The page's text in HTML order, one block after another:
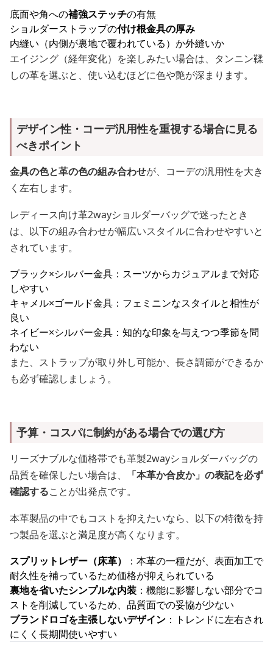
底面や角への補強ステッチの有無
ショルダーストラップの付け根金具の厚み
内縫い（内側が裏地で覆われている）か外縫いか
エイジング（経年変化）を楽しみたい場合は、タンニン鞣
しの革を選ぶと、使い込むほどに色や艶が深まります。
デザイン性・コーデ汎用性を重視する場合に見る
べきポイント
金具の色と革の色の組み合わせが、コーデの汎用性を大き
く左右します。
レディース向け革2wayショルダーバッグで迷ったとき
は、以下の組み合わせが幅広いスタイルに合わせやすいと
されています。
ブラック×シルバー金具：スーツからカジュアルまで対応
しやすい
キャメル×ゴールド金具：フェミニンなスタイルと相性が
良い
ネイビー×シルバー金具：知的な印象を与えつつ季節を問
わない
また、ストラップが取り外し可能か、長さ調節ができるか
も必ず確認しましょう。
予算・コスパに制約がある場合での選び方
リーズナブルな価格帯でも革製2wayショルダーバッグの
品質を確保したい場合は、
「本革か合皮か」の表記を必ず
確認することが出発点です。
本革製品の中でもコストを抑えたいなら、以下の特徴を持
つ製品を選ぶと満足度が高くなります。
スプリットレザー（床革）
：本革の一種だが、表面加工で
耐久性を補っているため価格が抑えられている
裏地を省いたシンプルな内装 ：機能に影響しない部分でコ
ストを削減しているため、品質面での妥協が少ない
ブランドロゴを主張しないデザイン ：トレンドに左右され
にくく長期間使いやすい